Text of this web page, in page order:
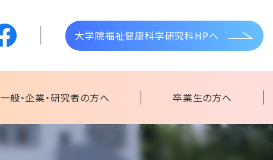
大学院福祉健康科学研究科HPへ
一般・企業・研究者の方へ 卒業生の方へ